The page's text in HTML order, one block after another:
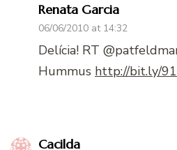
Renata Garcia
06/06/2010 at 14:32
Delícia! RT
Hummus http://bit.ly/
Cacilda